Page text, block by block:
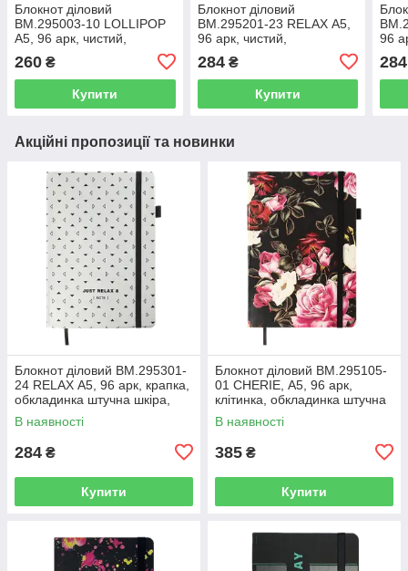
Блокнот діловий
BM.295003-10 LOLLIPOP
А5, 96 арк, чистий,
обкладинка штучна шкіра,
рожевий (50)
260 ₴
Купити
Блокнот діловий
BM.295201-23 RELAX А5,
96 арк, чистий,
обкладинка штучна шкіра,
рожеве золото (50)
284₴
Купити
96
(50)
284
Акційні пропозиції та новинки
Блокнот діловий BM.295301-
24 RELAX А5, 96 арк, крапка,
обкладинка штучна шкіра,
срібний (50)
В наявності
284 ₴
Купити
Блокнот діловий BM.295105-
01 CHERIE, А5, 96 арк,
клітинка, обкладинка штучна
шкіра, чорний (50)
В наявності
385 ₴
Купити